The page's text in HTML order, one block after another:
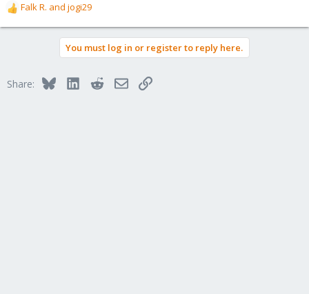
R
e
o
Falk R. and jogi29
You must log in or register to reply here.
Share: BlueskyLinkedInRedditEmailLink